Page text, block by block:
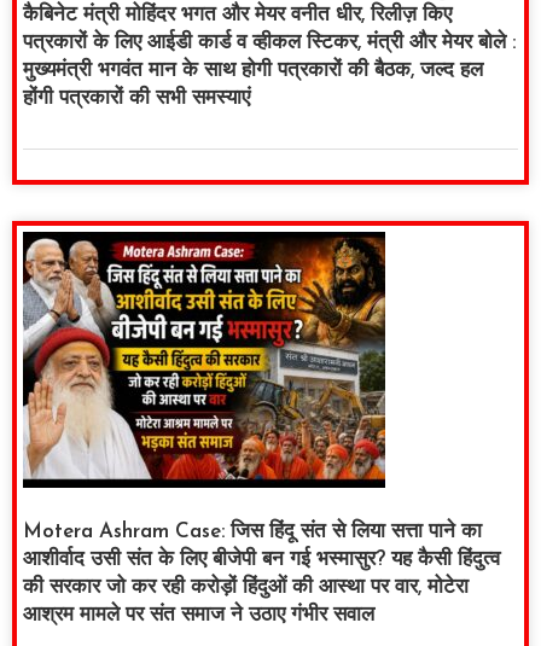
कैबिनेट मंत्री मोहिंदर भगत और मेयर वनीत धीर, रिलीज़ किए
पत्रकारों के लिए आईडी कार्ड व व्हीकल स्टिकर, मंत्री और मेयर बोले :
मुख्यमंत्री भगवंत मान के साथ होगी पत्रकारों की बैठक, जल्द हल
होंगी पत्रकारों की सभी समस्याएं
Motera Ashram Case: जिस हिंदू संत से लिया सत्ता पाने का
आशीर्वाद उसी संत के लिए बीजेपी बन गई भस्मासुर? यह कैसी हिंदुत्व
की सरकार जो कर रही करोड़ों हिंदुओं की आस्था पर वार, मोटेरा
आश्रम मामले पर संत समाज ने उठाए गंभीर सवाल